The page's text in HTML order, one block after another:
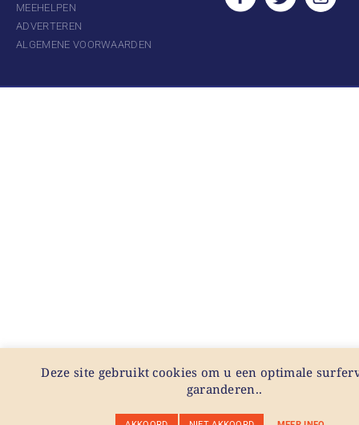
MEEHELPEN
ADVERTEREN
ALGEMENE VOORWAARDEN
Deze site gebruikt cookies om u een optimale
garanderen..